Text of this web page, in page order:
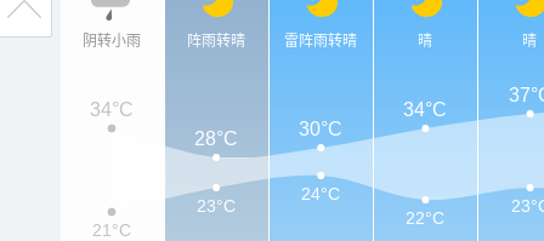
阴转小雨 阵雨转晴 雷阵雨转晴 晴 晴
34°C
28°C
30°C
34°C
21°C
23°C
24°C
22°C